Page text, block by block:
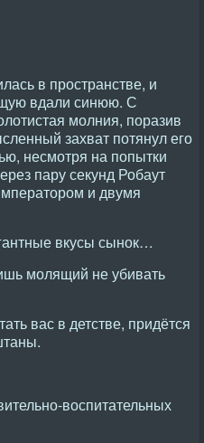
в пространстве, и
вдали синюю. С
молния, поразив
захват потянул его
несмотря на попытки
пару секунд Робаут
и двумя
вкусы сынок…
молящий не убивать
вас в детстве, придётся
воспитательных